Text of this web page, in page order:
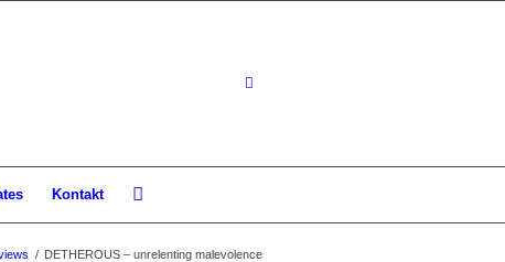
Kontakt
/ DETHEROUS – unrelenting malevolence